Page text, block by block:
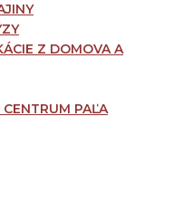
Z DOMOVA A
PAĽA